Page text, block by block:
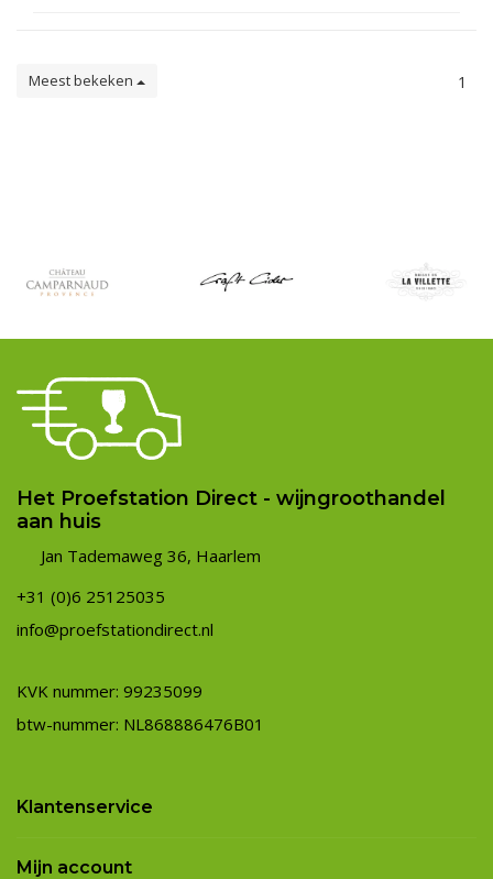
Meest bekeken 1
Het Proefstation Direct - wijngroothandel
aan huis
Jan Tademaweg 36, Haarlem
+31 (0)6 25125035
info@proefstationdirect.nl
KVK nummer: 99235099
btw-nummer: NL868886476B01
Klantenservice
Mijn account